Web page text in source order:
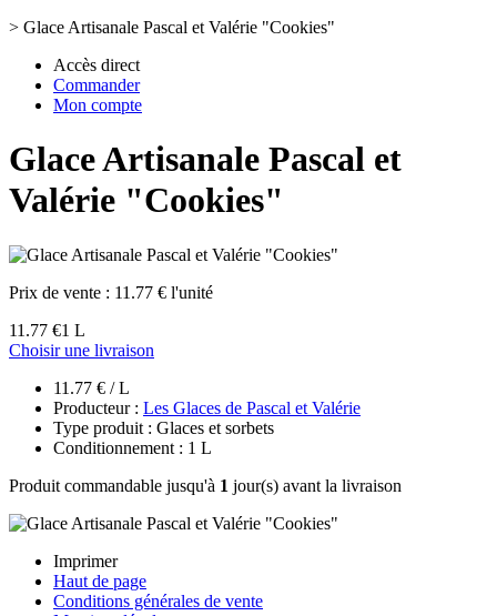
> Glace Artisanale Pascal et Valérie "Cookies"
Accès direct
Commander
Mon compte
Glace Artisanale Pascal et
Valérie "Cookies"
Prix de vente : 11.77 € l'unité
11.77 €1 L
Choisir une livraison
11.77 € / L
Producteur : Les Glaces de Pascal et Valérie
Type produit : Glaces et sorbets
Conditionnement : 1 L
Produit commandable jusqu'à 1 jour(s) avant la livraison
Imprimer
Haut de page
Conditions générales de vente